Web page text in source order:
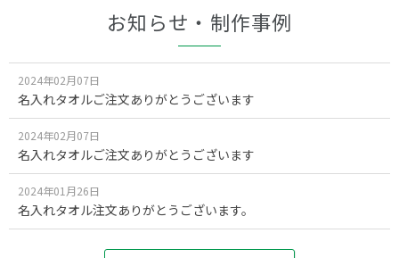
お知らせ・制作事例
2024年02月07日
名入れタオルご注文ありがとうございます
2024年02月07日
名入れタオルご注文ありがとうございます
2024年01月26日
名入れタオル注文ありがとうございます。